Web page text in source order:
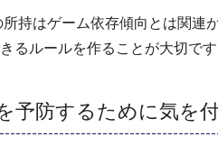
所持はゲーム依存傾向とは関
るルールを作ることが大切です
予防するために気を